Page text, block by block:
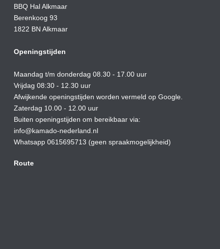
BBQ Hal Alkmaar
Berenkoog 93
1822 BN Alkmaar
Openingstijden
Maandag t/m donderdag 08.30 - 17.00 uur
Vrijdag 08:30 - 12.30 uur
Afwijkende openingstijden worden vermeld op Google.
Zaterdag 10.00 - 12.00 uur
Buiten openingstijden om bereikbaar via:
info@kamado-nederland.nl
Whatsapp 0615695713 (geen spraakmogelijkheid)
Route